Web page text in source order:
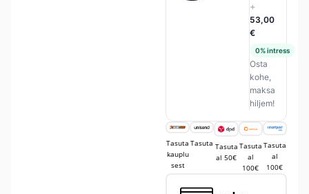
+
53,00
€
0% intress
Osta
kohe,
maksa
hiljem!
Tasuta
kauplu
sest
Tasuta Tasuta
al 50€
Tasuta
al
100€
Tasuta
al
100€